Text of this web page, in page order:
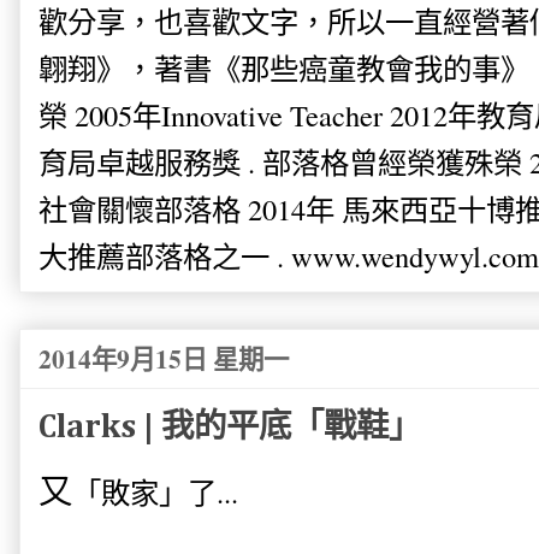
歡分享，也喜歡文字，所以一直經營
翺翔》，著書《那些癌童教會我的事
榮 2005年Innovative Teacher 2012年教
育局卓越服務獎 . 部落格曾經榮獲殊榮
社會關懷部落格 2014年 馬來西亞十博
大推薦部落格之一 . www.wendywyl.com
2014年9月15日 星期一
Clarks | 我的平底「戰鞋」
又 「敗家」了...